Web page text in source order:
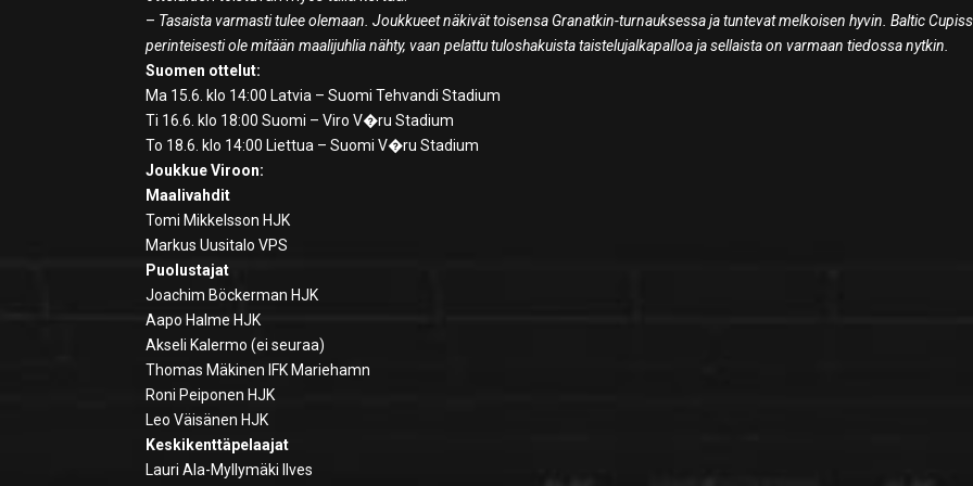
– Tasaista varmasti tulee olemaan. Joukkueet näkivät toisensa Granatkin-turnauksessa ja tuntevat melkoisen hyvin. Baltic
perinteisesti ole mitään maalijuhlia nähty, vaan pelattu tuloshakuista taistelujalkapalloa ja sellaista on varmaan tiedossa nytkin.
Suomen ottelut:
Ma 15.6. klo 14:00 Latvia – Suomi Tehvandi Stadium
Ti 16.6. klo 18:00 Suomi – Viro V�ru Stadium
To 18.6. klo 14:00 Liettua – Suomi V�ru Stadium
Joukkue Viroon:
Maalivahdit
Tomi Mikkelsson HJK
Markus Uusitalo VPS
Puolustajat
Joachim Böckerman HJK
Aapo Halme HJK
Akseli Kalermo (ei seuraa)
Thomas Mäkinen IFK Mariehamn
Roni Peiponen HJK
Leo Väisänen HJK
Keskikenttäpelaajat
Lauri Ala-Myllymäki Ilves